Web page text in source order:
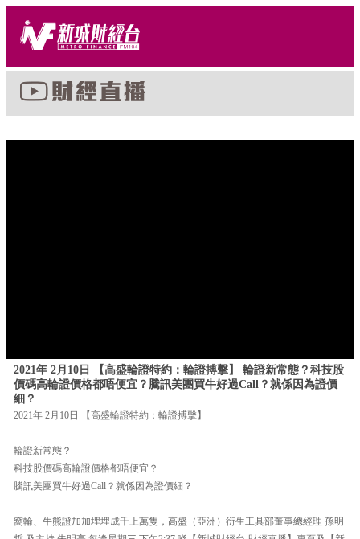
2021年 2月10日 【高盛輪證特約：輪證搏擊】 輪證新常態？科技股
價碼高輪證價格都唔便宜？騰訊美團買牛好過Call？就係因為證價
細？
2021年 2月10日 【高盛輪證特約：輪證搏擊】
輪證新常態？
科技股價碼高輪證價格都唔便宜？
騰訊美團買牛好過Call？就係因為證價細？
窩輪、牛熊證加加埋埋成千上萬隻，高盛（亞洲）衍生工具部董事總經理 孫明